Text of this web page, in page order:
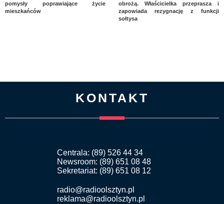
pomysły poprawiające życie
mieszkańców
obrożą. Właścicielka przeprasza i
zapowiada rezygnację z funkcji
sołtysa
KONTAKT
Centrala: (89) 526 44 34
Newsroom: (89) 651 08 48
Sekretariat: (89) 651 08 12
radio@radioolsztyn.pl
reklama@radioolsztyn.pl